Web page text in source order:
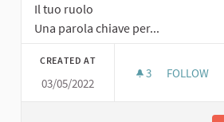
Il tuo ruolo
Una parola chiave per...
CREATED AT
03/05/2022
3 3 FOLLOWERS
FOLLOW